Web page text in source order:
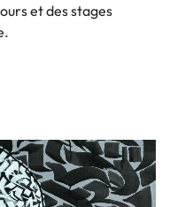
et des stages